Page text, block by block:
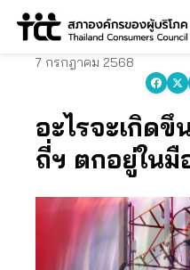
Skip
7 กรกฎาคม 2568
อะไรจะเกิด
ถี่ฯ ตกอยู่ในมื